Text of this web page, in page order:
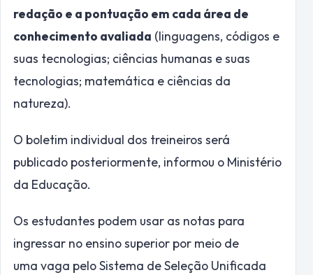
redação e a pontuação em cada área de
conhecimento avaliada (linguagens, códigos e
suas tecnologias; ciências humanas e suas
tecnologias; matemática e ciências da
natureza).
O boletim individual dos treineiros será
publicado posteriormente, informou o Ministério
da Educação.
Os estudantes podem usar as notas para
ingressar no ensino superior por meio de
uma vaga pelo Sistema de Seleção Unificada